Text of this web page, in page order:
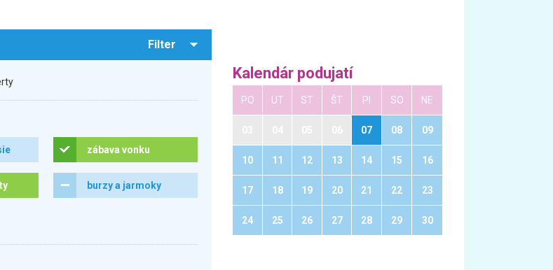
Filter
zábava vonku
burzy a jarmoky
Kalendár podujatí
PO UT ST ŠT PI SO NE
07 08 09
10 11 12 13 14 15 16
17 18 19 20 21 22 23
24 25 26 27 28 29 30